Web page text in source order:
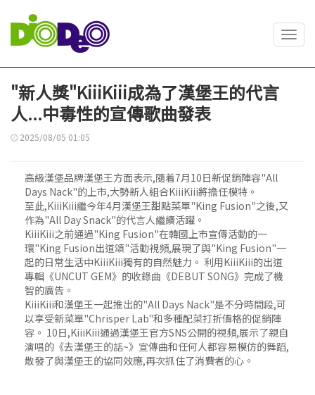
"新人獎"KiiiKiii成為了漢堡王的代言
人...中毒性的宣傳歌曲發表
2025/08/05 01:05
高級漢堡品牌漢堡王方面表示,隨着7月10日新促銷陣容"All
Days Nack"的上市,大勢新人組合KiiiKiii將擔任模特。
至此,KiiiKiii繼今年4月漢堡王甜點菜單"King Fusion"之後,又
作為"All Day Snack"的代言人繼續活躍。
KiiiKiii之前通過"King Fusion"在韓國上市宣傳活動的一
環"King Fusion出道頌"活動視頻,展現了與"King Fusion"一
起的日常生活中KiiiKiii獨有的自然魅力。 利用KiiiKiii的出道
專輯《UNCUT GEM》的收錄曲《DEBUT SONG》完成了機
智的廣告。
KiiiKiii和漢堡王一起推出的"All Days Nack"是不分時間段,可
以享受新菜單"Chrisper Lab"和多種配菜打折價格的促銷陣
容。 10日,KiiiKiii通過漢堡王官方SNS公開的視頻,展示了親自
演唱的《去漢堡王的話~》宣傳曲和任何人都容易模仿的舞蹈,
散發了與漢堡王的協同效應,再次抓住了消費者的心。